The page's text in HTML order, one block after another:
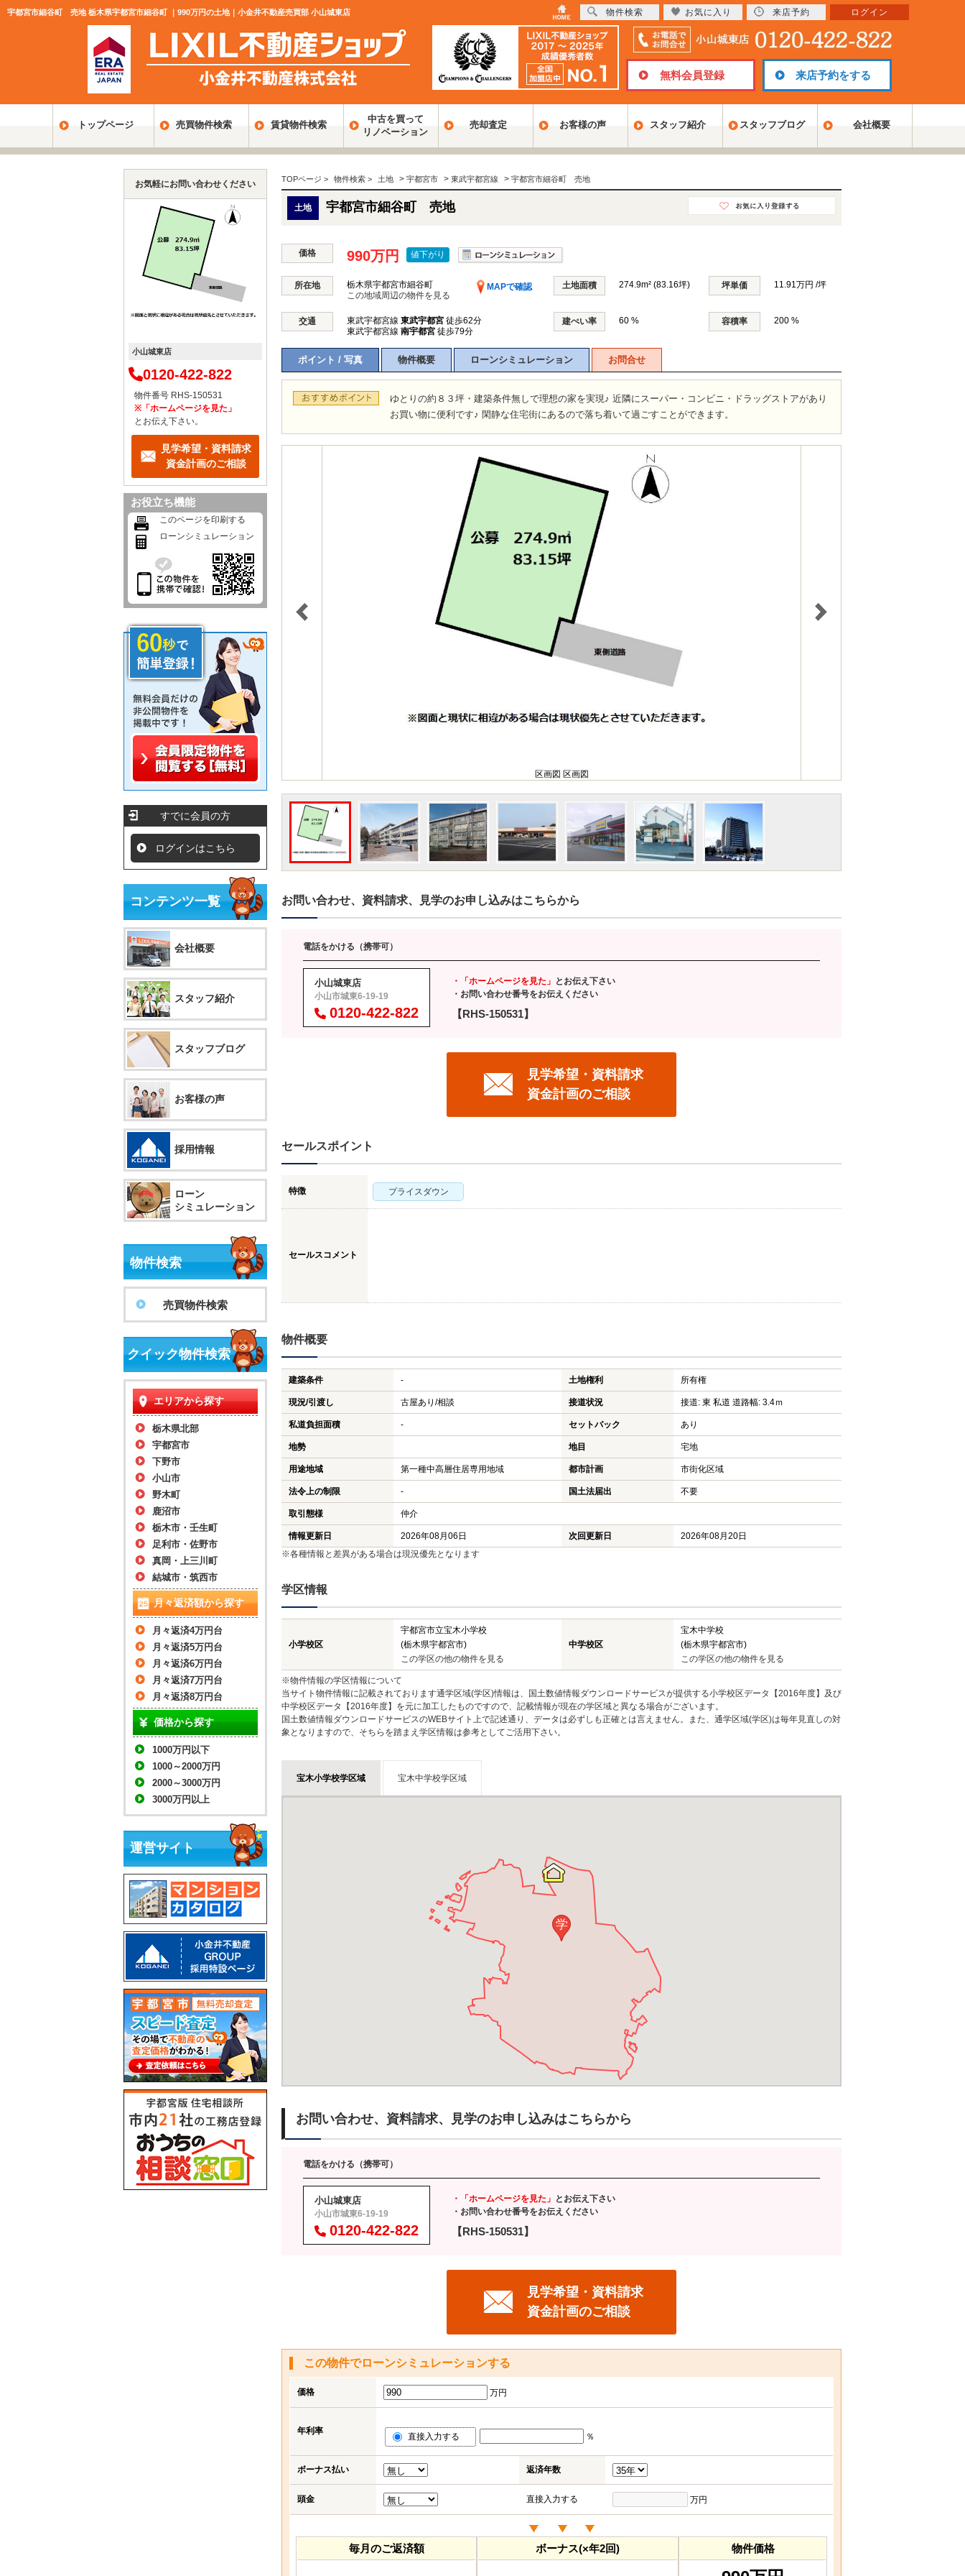
宇都宮市細谷町 売地 栃木県宇都宮市細谷町 ｜990万円の土地｜小金井不動産売買部 小山城東店
無料会員登録 来店予約をする
トップページ 売買物件検索 賃貸物件検索
中古を買って
リノベーション
売却査定 お客様の声 スタッフ紹介 スタッフブログ 会社概要
TOPページ > 物件検索 > 土地 > 宇都宮市 > 東武宇都宮線 > 宇都宮市細谷町 売地
土地 宇都宮市細谷町 売地
価格 990万円 値下がり
所在地 栃木県宇都宮市細谷町
MAPで確認
この地域周辺の物件を見る
土地面積 274.9m² (83.16坪) 坪単価 11.91万円 /坪
交通 東武宇都宮線 東武宇都宮 徒歩62分
東武宇都宮線 南宇都宮 徒歩79分
建ぺい率 60 % 容積率 200 %
ポイント / 写真 物件概要 ローンシミュレーション お問合せ
ゆとりの約８３坪・建築条件無しで理想の家を実現♪ 近隣にスーパー・コンビニ・ドラッグストアがあり
お買い物に便利です♪ 閑静な住宅街にあるので落ち着いて過ごすことができます。
区画図 区画図
お問い合わせ、資料請求、見学のお申し込みはこちらから
電話をかける（携帯可）
小山城東店
小山市城東6-19-19
0120-422-822
・「ホームページを見た」 とお伝え下さい
・お問い合わせ番号をお伝えください
【RHS-150531】
見学希望・資料請求
資金計画のご相談
セールスポイント
特徴 プライスダウン
セールスコメント
物件概要
建築条件 - 土地権利 所有権
現況/引渡し 古屋あり/相談 接道状況 接道: 東 私道 道路幅: 3.4ｍ
私道負担面積 - セットバック あり
地勢 地目 宅地
用途地域 第一種中高層住居専用地域 都市計画 市街化区域
法令上の制限 - 国土法届出 不要
取引態様 仲介
情報更新日 2026年08月06日 次回更新日
2026年08月20日
※各種情報と差異がある場合は現況優先となります
学区情報
小学校区
宇都宮市立宝木小学校
(栃木県宇都宮市)
この学区の他の物件を見る
中学校区
宝木中学校
(栃木県宇都宮市)
この学区の他の物件を見る
※物件情報の学区情報について
当サイト物件情報に記載されております通学区域(学区)情報は、国土数値情報ダウンロードサービスが提供する小学校区データ【2016年度】及び
中学校区データ【2016年度】を元に加工したものですので、記載情報が現在の学区域と異なる場合がございます。
国土数値情報ダウンロードサービスのWEBサイト上で記述通り、データは必ずしも正確とは言えません。また、通学区域(学区)は毎年見直しの対
象となりますので、そちらを踏まえ学区情報は参考としてご活用下さい。
宝木小学校学区域 宝木中学校学区域
学
お問い合わせ、資料請求、見学のお申し込みはこちらから
電話をかける（携帯可）
小山城東店
小山市城東6-19-19
0120-422-822
・「ホームページを見た」 とお伝え下さい
・お問い合わせ番号をお伝えください
【RHS-150531】
見学希望・資料請求
資金計画のご相談
この物件でローンシミュレーションする
価格 万円
年利率
直接入力する ％
ボーナス払い 返済年数
頭金 直接入力する 万円
毎月のご返済額 ボーナス(×年2回) 物件価格
お気軽にお問い合わせください
小山城東店
0120-422-822
物件番号 RHS-150531
※「ホームページを見た」
とお伝え下さい。
見学希望・資料請求
資金計画のご相談
お役立ち機能
このページを印刷する
ローンシミュレーション
すでに会員の方
ログインはこちら
コンテンツ一覧
会社概要
スタッフ紹介
スタッフブログ
お客様の声
採用情報
ローン
シミュレーション
物件検索
売買物件検索
クイック物件検索
エリアから探す
栃木県北部
宇都宮市
下野市
小山市
野木町
鹿沼市
栃木市・壬生町
足利市・佐野市
真岡・上三川町
結城市・筑西市
月々返済額から探す
月々返済4万円台
月々返済5万円台
月々返済6万円台
月々返済7万円台
月々返済8万円台
価格から探す
1000万円以下
1000～2000万円
2000～3000万円
3000万円以上
運営サイト
物件検索 お気に入り 来店予約 ログイン